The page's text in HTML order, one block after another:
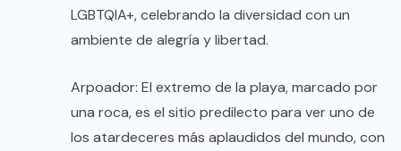
LGBTQIA+, celebrando la diversidad con un
ambiente de alegría y libertad.
Arpoador: El extremo de la playa, marcado por
una roca, es el sitio predilecto para ver uno de
los atardeceres más aplaudidos del mundo, con